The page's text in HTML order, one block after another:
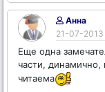
Анна
21-07-2013
Еще одна
части, динамично,
читаема